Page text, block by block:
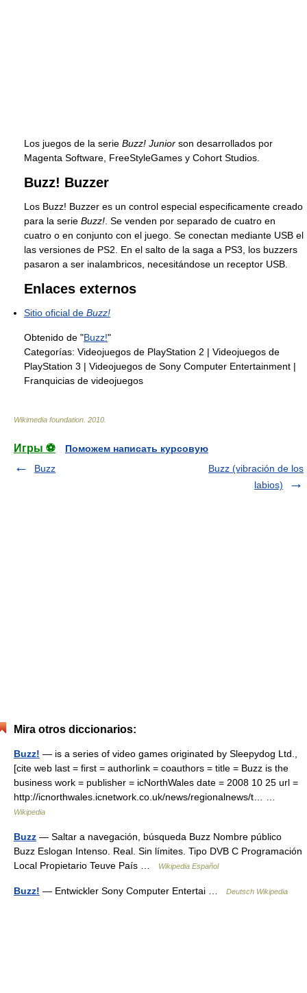
Los juegos de la serie Buzz! Junior son desarrollados por
Magenta Software, FreeStyleGames y Cohort Studios.
Buzz! Buzzer
Los Buzz! Buzzer es un control especial especificamente creado
para la serie Buzz! . Se venden por separado de cuatro en
cuatro o en conjunto con el juego. Se conectan mediante USB el
las versiones de PS2. En el salto de la saga a PS3, los buzzers
pasaron a ser inalambricos, necesitándose un receptor USB.
Enlaces externos
Sitio oficial de Buzz!
Obtenido de "Buzz!"
Categorías: Videojuegos de PlayStation 2 | Videojuegos de
PlayStation 3 | Videojuegos de Sony Computer Entertainment |
Franquicias de videojuegos
Wikimedia foundation 2010
Игры ⚽
Поможем написать курсовую
Buzz
Buzz (vibración de los
labios)
Mira otros diccionarios:
Buzz! — is a series of video games originated by Sleepydog Ltd.,
[cite web last = first = authorlink = coauthors = title = Buzz is the
business work = publisher = icNorthWales date = 2008 10 25 url =
http://icnorthwales.icnetwork.co.uk/news/regionalnews/t… …
Wikipedia
Buzz — Saltar a navegación, búsqueda Buzz Nombre público
Buzz Eslogan Intenso. Real. Sin límites. Tipo DVB C Programación
Local Propietario Teuve País …
Wikipedia Español
Buzz! — Entwickler Sony Computer Entertai … Deutsch Wikipedia